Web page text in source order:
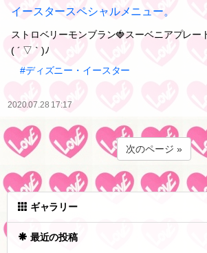
イースタースペシャルメニュー。
ストロベリーモンブラン🍓スーベニアプレー
( ´ ▽ ` )ﾉ
#ディズニー・イースター
2020.07.28 17:17
次のページ »
ギャラリー
最近の投稿